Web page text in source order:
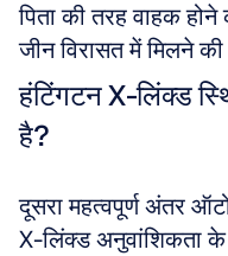
पिता की तरह वाहक
जीन विरासत में मिलने
हंटिंगटन X-लिंक्ड
है?
दूसरा महत्वपूर्ण अंतर
X-लिंक्ड अनुवांशिकता के